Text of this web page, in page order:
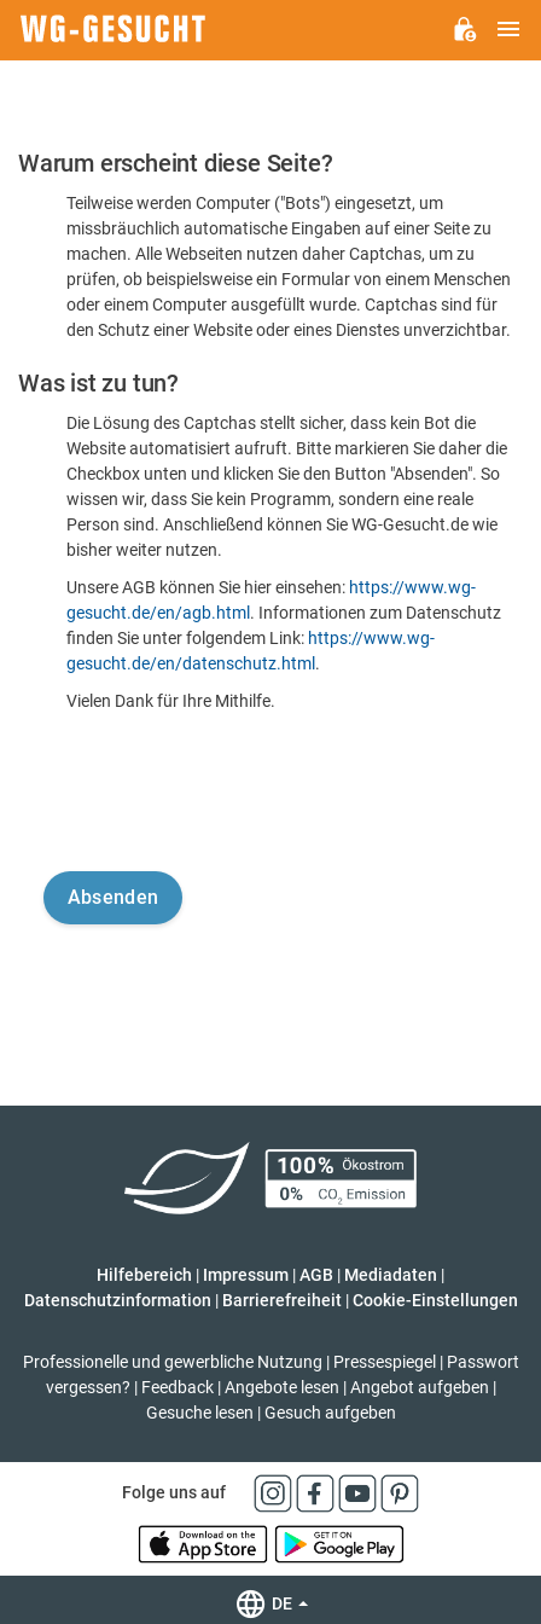
Bitte
dass
sind
Warum erscheint diese Seite?
Teilweise werden Computer ("Bots") eingesetzt, um
missbräuchlich automatische Eingaben auf einer Seite zu
machen. Alle Webseiten nutzen daher Captchas, um zu
prüfen, ob beispielsweise ein Formular von einem Menschen
oder einem Computer ausgefüllt wurde. Captchas sind für
den Schutz einer Website oder eines Dienstes unverzichtbar.
Was ist zu tun?
Die Lösung des Captchas stellt sicher, dass kein Bot die
Website automatisiert aufruft. Bitte markieren Sie daher die
Checkbox unten und klicken Sie den Button "Absenden". So
wissen wir, dass Sie kein Programm, sondern eine reale
Person sind. Anschließend können Sie WG-Gesucht.de wie
bisher weiter nutzen.
Unsere AGB können Sie hier einsehen: https://www.wg-
gesucht.de/en/agb.html . Informationen zum Datenschutz
finden Sie unter folgendem Link: https://www.wg-
gesucht.de/en/datenschutz.html .
Vielen Dank für Ihre Mithilfe.
Hilfebereich | Impressum |AGB | Mediadaten |
Datenschutzinformation | Barrierefreiheit | Cookie-Einstellungen
Professionelle und gewerbliche Nutzung | Pressespiegel | Passwort
vergessen? | Feedback | Angebote lesen | Angebot aufgeben |
Gesuche lesen | Gesuch aufgeben
Folge uns auf
DE